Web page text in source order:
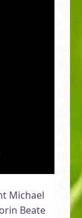
Michael
Beate